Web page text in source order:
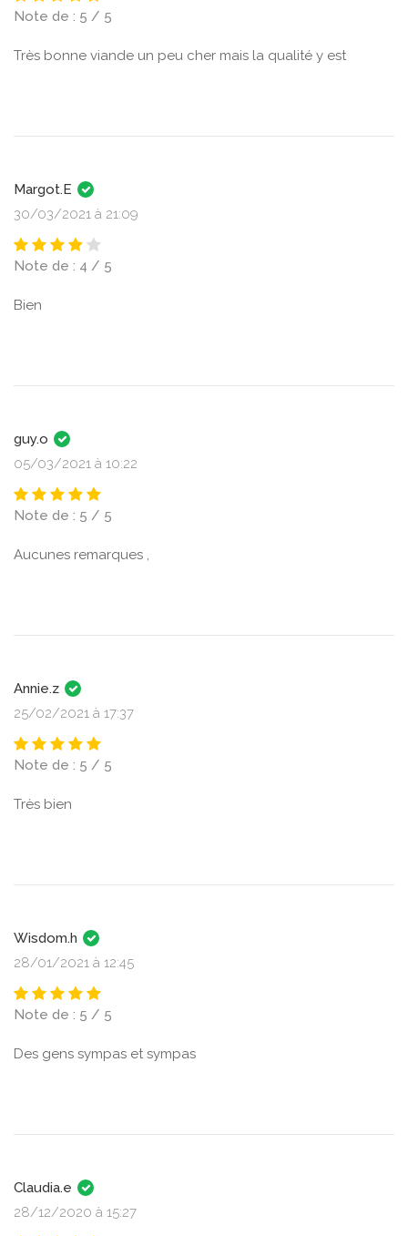
Note de : 5 / 5
Très bonne viande un peu cher mais la qualité y est
Margot.E
30/03/2021 à 21:09
Note de : 4 / 5
Bien
guy.o
05/03/2021 à 10:22
Note de : 5 / 5
Aucunes remarques ,
Annie.z
25/02/2021 à 17:37
Note de : 5 / 5
Très bien
Wisdom.h
28/01/2021 à 12:45
Note de : 5 / 5
Des gens sympas et sympas
Claudia.e
28/12/2020 à 15:27